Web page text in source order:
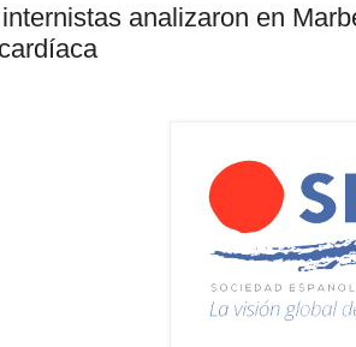
analizaron en